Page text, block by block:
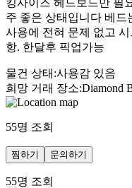
주 좋은 상태입니다 베
사용에 전혀 문제 없고
항. 한달후 픽업가능
물건 상태 :사용감 있음
희망 거래 장소:Diamond
55명 조회
찜하기 문의하기
55명 조회